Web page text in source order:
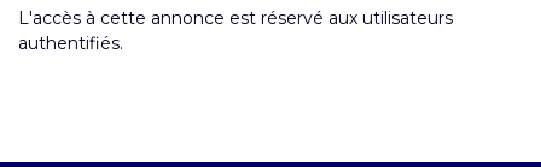
L'accès à cette annonce est réservé aux utilisateurs
authentifiés.